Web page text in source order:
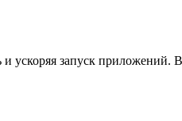
ускоряя запуск приложений.